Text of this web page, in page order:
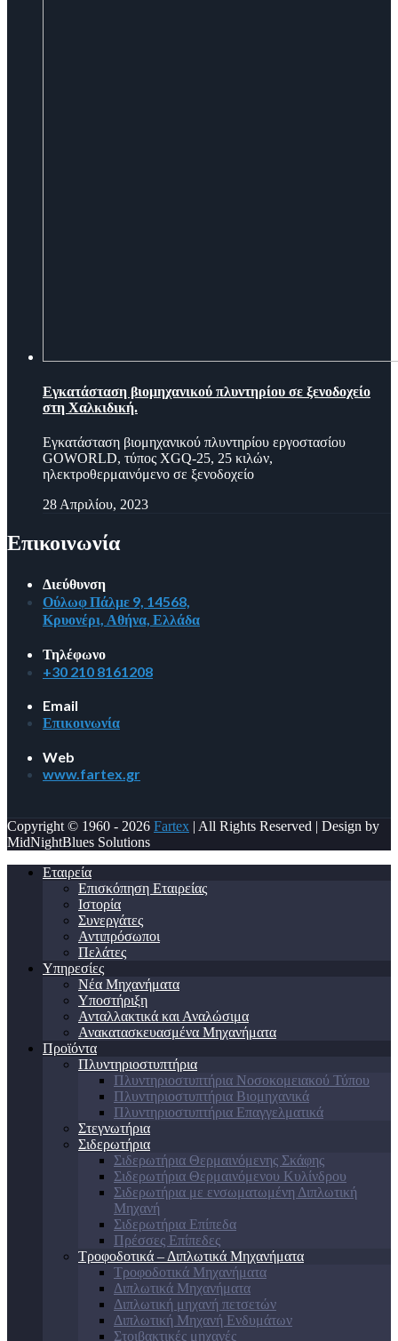
Εγκατάσταση βιομηχανικού πλυντηρίου σε ξενοδοχείο
στη Χαλκιδική.
Εγκατάσταση βιομηχανικού πλυντηρίου εργοστασίου
GOWORLD, τύπος XGQ-25, 25 κιλών,
ηλεκτροθερμαινόμενο σε ξενοδοχείο
28 Απριλίου, 2023
Επικοινωνία
Διεύθυνση
Ούλωφ Πάλμε 9, 14568,
Κρυονέρι, Αθήνα, Ελλάδα
Τηλέφωνο
+30 210 8161208
Email
Επικοινωνία
Web
www.fartex.gr
Copyright © 1960 - 2026 Fartex | All Rights Reserved | Design by
MidNightBlues Solutions
Εταιρεία
Επισκόπηση Εταιρείας
Ιστορία
Συνεργάτες
Αντιπρόσωποι
Πελάτες
Υπηρεσίες
Νέα Μηχανήματα
Υποστήριξη
Ανταλλακτικά και Αναλώσιμα
Ανακατασκευασμένα Μηχανήματα
Προϊόντα
Πλυντηριοστυπτήρια
Πλυντηριοστυπτήρια Νοσοκομειακού Τύπου
Πλυντηριοστυπτήρια Βιομηχανικά
Πλυντηριοστυπτήρια Επαγγελματικά
Στεγνωτήρια
Σιδερωτήρια
Σιδερωτήρια Θερμαινόμενης Σκάφης
Σιδερωτήρια Θερμαινόμενου Κυλίνδρου
Σιδερωτήρια με ενσωματωμένη Διπλωτική
Μηχανή
Σιδερωτήρια Επίπεδα
Πρέσσες Επίπεδες
Τροφοδοτικά – Διπλωτικά Μηχανήματα
Τροφοδοτικά Μηχανήματα
Διπλωτικά Μηχανήματα
Διπλωτική μηχανή πετσετών
Διπλωτική Μηχανή Ενδυμάτων
Στοιβακτικές μηχανές